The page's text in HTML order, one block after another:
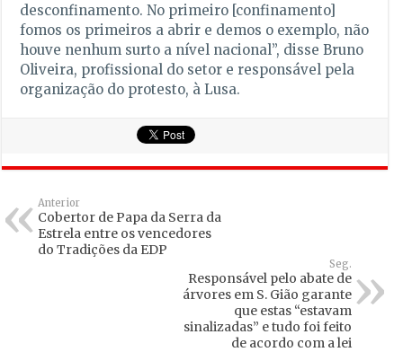
desconfinamento. No primeiro [confinamento]
fomos os primeiros a abrir e demos o exemplo, não
houve nenhum surto a nível nacional”, disse Bruno
Oliveira, profissional do setor e responsável pela
organização do protesto, à Lusa.
Anterior
Cobertor de Papa da Serra da
Estrela entre os vencedores
do Tradições da EDP
Seg.
Responsável pelo abate de
árvores em S. Gião garante
que estas “estavam
sinalizadas” e tudo foi feito
de acordo com a lei